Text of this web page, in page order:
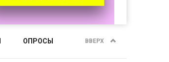
ОПРОСЫ ВВЕРХ